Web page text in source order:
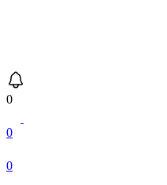
0
0
0